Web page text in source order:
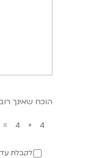
הוכח שאינך
4+4=?
לקבלת